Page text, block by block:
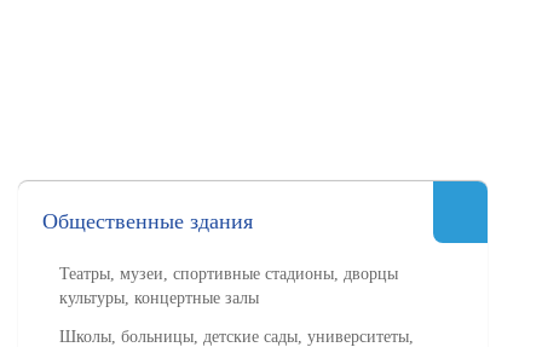
Общественные здания
Театры, музеи, спортивные стадионы, дворцы
культуры, концертные залы
Школы, больницы, детские сады, университеты,